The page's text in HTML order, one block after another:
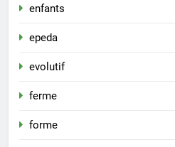
enfants
epeda
evolutif
ferme
forme